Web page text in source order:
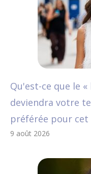
Qu'est-ce que le
deviendra votre
préférée pour
9 août 2026